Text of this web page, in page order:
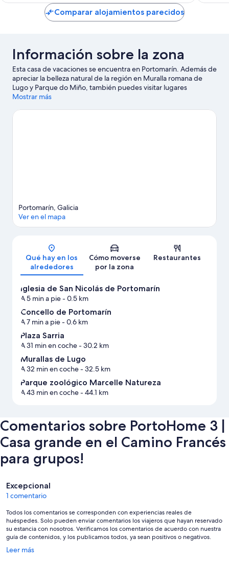
de
36 €
Comparar alojamientos parecidos
Información sobre la zona
Esta casa de vacaciones se encuentra en Portomarín. Además de
apreciar la belleza natural de la región en Muralla romana de
Lugo y Parque do Miño, también puedes visitar lugares
fundamentales para los aficionados a la cultura, como Iglesia de
Avifauna y Parque zoológico Marcelle Natureza también
Mostrar más
Mapa
Portomarín, Galicia
Ver en el mapa
Qué hay en los
alrededores
Cómo moverse
por la zona
Restaurantes
Iglesia de San Nicolás de Portomarín
A 5 min a pie- 0.5 km
Concello de Portomarín
A 7 min a pie- 0.6 km
Plaza Sarria
A 31 min en coche- 30.2 km
Murallas de Lugo
A 32 min en coche- 32.5 km
Parque zoológico Marcelle Natureza
A 43 min en coche- 44.1 km
Comentarios sobre PortoHome 3 |
Casa grande en el Camino Francés
para grupos!
Comentarios
Excepcional
1 comentario
Todos los comentarios se corresponden con experiencias reales de
huéspedes. Solo pueden enviar comentarios los viajeros que hayan reservado
su estancia con nosotros. Verificamos los comentarios de acuerdo con nuestra
guía de contenidos, y los publicamos todos, ya sean positivos o negativos.
Leer más
Se